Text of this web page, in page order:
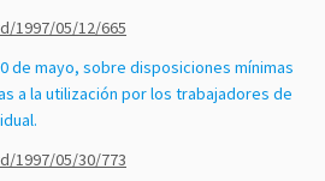
1997/05/12/665
de mayo, sobre disposiciones mínimas
a la utilización por los trabajadores de
1997/05/30/773